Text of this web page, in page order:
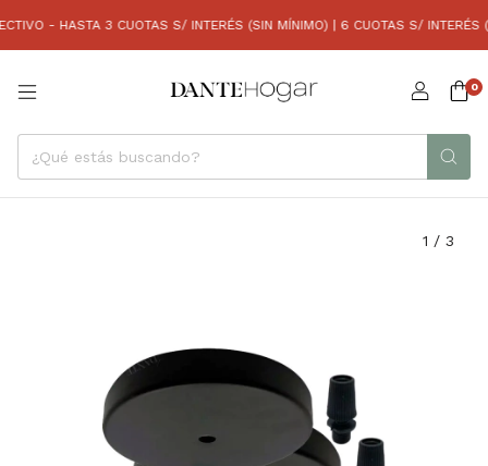
- HASTA 3 CUOTAS S/ INTERÉS (SIN MÍNIMO) | 6 CUOTAS S/ INTERÉS
0
1 / 3